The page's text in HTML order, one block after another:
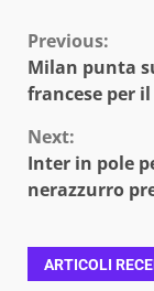
Continue
Reading
Previous:
Milan punta
francese per
Next:
Inter in pole
nerazzurro
ARTICOLI